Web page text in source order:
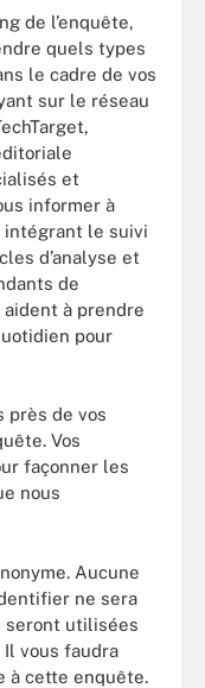
de l’enquête,
quels types
le cadre de vos
sur le réseau
et
informer à
le suivi
d’analyse et
de
aident à prendre
pour
près de vos
Vos
façonner les
nous
Aucune
ne sera
seront utilisées
vous faudra
à cette enquête.